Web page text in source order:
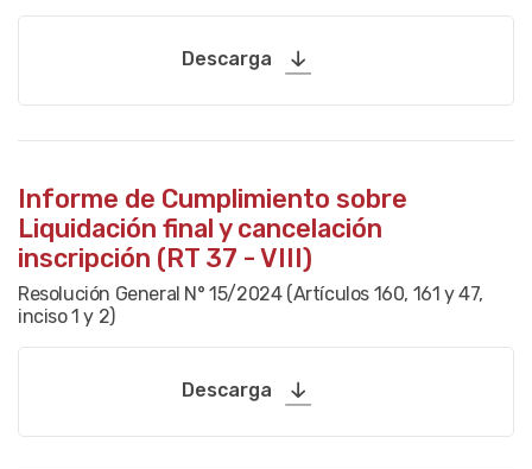
Descarga
Informe de Cumplimiento sobre
Liquidación final y cancelación
inscripción (RT 37 - VIII)
Resolución General N° 15/2024 (Artículos 160, 161 y 47,
inciso 1 y 2)
Descarga